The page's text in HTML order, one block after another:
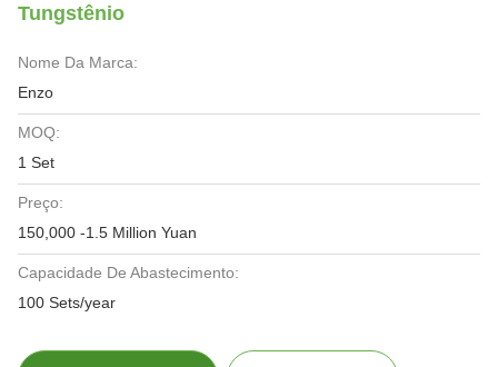
Tungstênio
Nome Da Marca:
Enzo
MOQ:
1 Set
Preço:
150,000 -1.5 Million Yuan
Capacidade De Abastecimento:
100 Sets/year